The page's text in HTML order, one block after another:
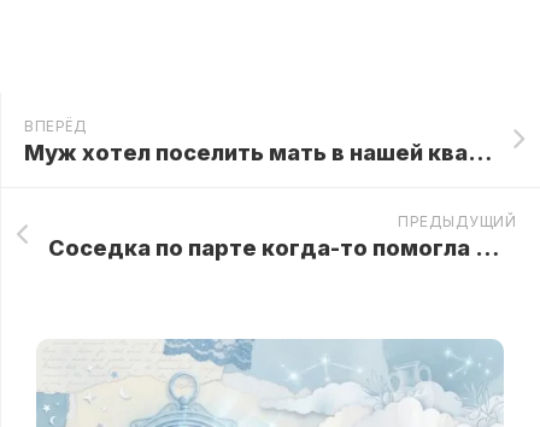
ВПЕРЁД
Муж хотел поселить мать в нашей квартире, но одна моя новость сразу разрушила его уверенность
ПРЕДЫДУЩИЙ
Соседка по парте когда-то помогла мне без лишних слов, а спустя восемь лет настал мой черёд действовать